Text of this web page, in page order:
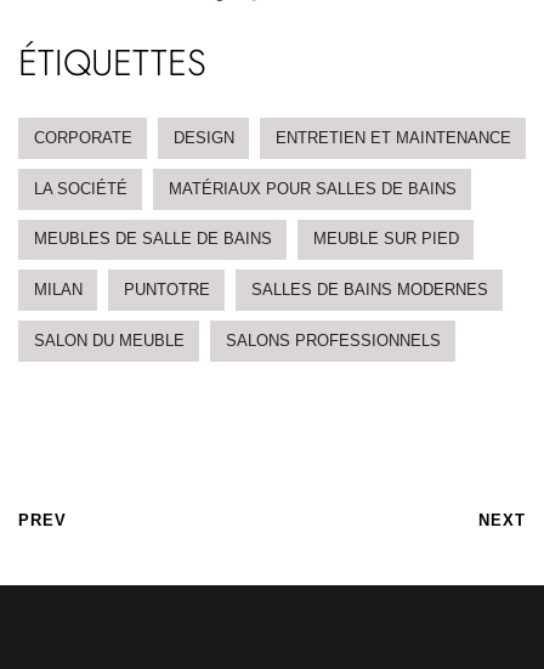
ÉTIQUETTES
CORPORATE DESIGN ENTRETIEN ET MAINTENANCE
LA SOCIÉTÉ MATÉRIAUX POUR SALLES DE BAINS
MEUBLES DE SALLE DE BAINS MEUBLE SUR PIED
MILAN PUNTOTRE SALLES DE BAINS MODERNES
SALON DU MEUBLE SALONS PROFESSIONNELS
PREV NEXT